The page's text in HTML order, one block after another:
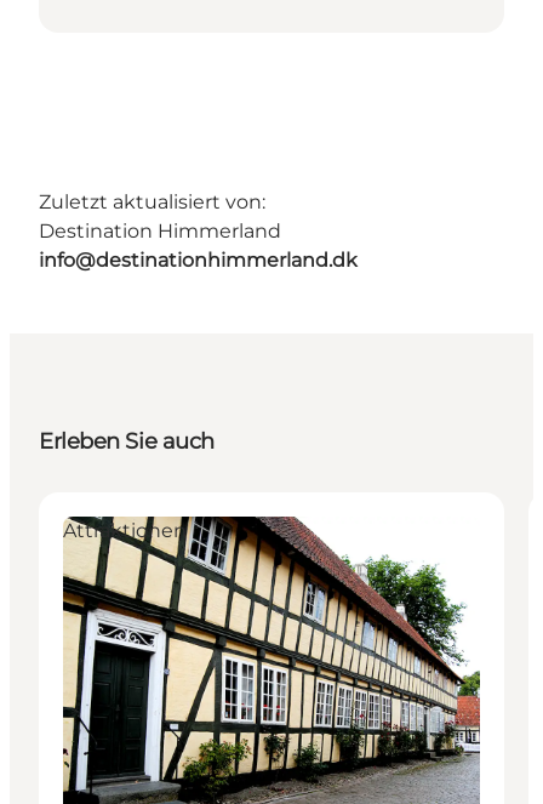
Zuletzt aktualisiert von:
Destination Himmerland
info@destinationhimmerland.dk
Erleben Sie auch
Attraktionen